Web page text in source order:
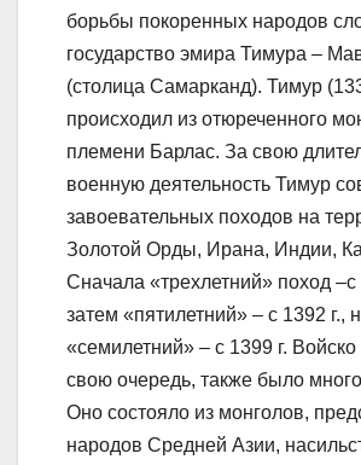
борьбы покоренных народов
государство эмира Тимура –
(столица Самарканд). Тимур
происходил из отюреченного
племени Барлас. За свою
военную деятельность Тимур
завоевательных походов на
Золотой Орды, Ирана, Индии,
Сначала «трехлетний» поход –с
затем «пятилетний» – с 1392 г.,
«семилетний» – с 1399 г.
свою очередь, также было
Оно состояло из монголов,
народов Средней Азии,